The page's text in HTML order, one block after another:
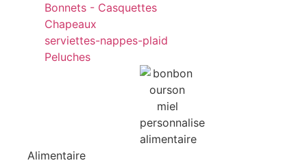
Bonnets - Casquettes
Chapeaux
serviettes-nappes-plaid
Peluches
Alimentaire